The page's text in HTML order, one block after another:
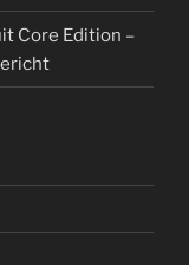
Core Edition –